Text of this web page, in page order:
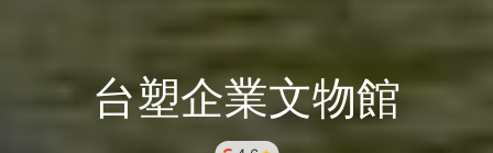
台塑企業文物館